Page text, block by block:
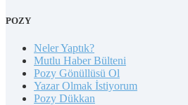
POZY
Neler Yaptık?
Mutlu Haber Bülteni
Pozy Gönüllüsü Ol
Yazar Olmak İstiyorum
Pozy Dükkan